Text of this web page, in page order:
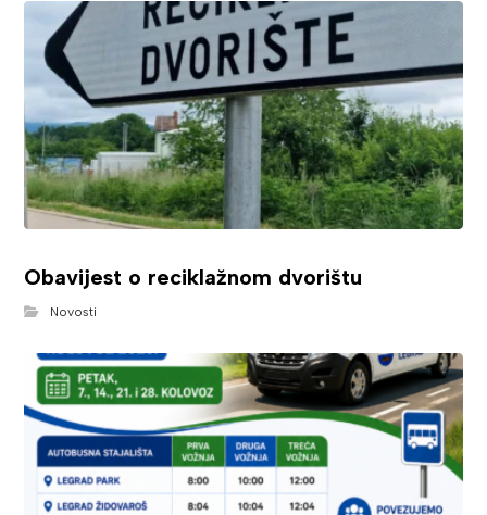
Obavijest o reciklažnom dvorištu
Novosti